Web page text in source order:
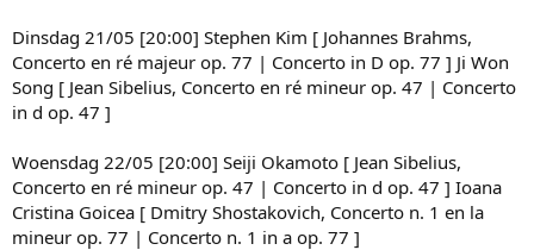
Dinsdag 21/05 [20:00] Stephen Kim [ Johannes Brahms,
Concerto en ré majeur op. 77 | Concerto in D op. 77 ] Ji Won
Song [ Jean Sibelius, Concerto en ré mineur op. 47 | Concerto
in d op. 47 ]
Woensdag 22/05 [20:00] Seiji Okamoto [ Jean Sibelius,
Concerto en ré mineur op. 47 | Concerto in d op. 47 ] Ioana
Cristina Goicea [ Dmitry Shostakovich, Concerto n. 1 en la
mineur op. 77 | Concerto n. 1 in a op. 77 ]